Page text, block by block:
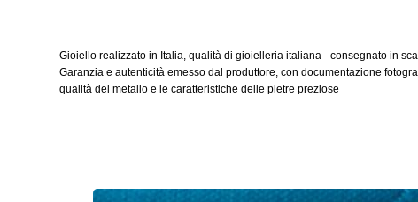
Gioiello realizzato in Italia, qualità di gioielleria italiana - consegnato in
Garanzia e autenticità emesso dal produttore, con documentazione
qualità del metallo e le caratteristiche delle pietre preziose